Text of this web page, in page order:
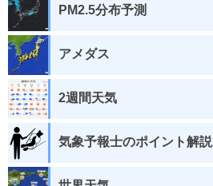
PM2.5分布予測
アメダス
2週間天気
気象予報士のポイント解説